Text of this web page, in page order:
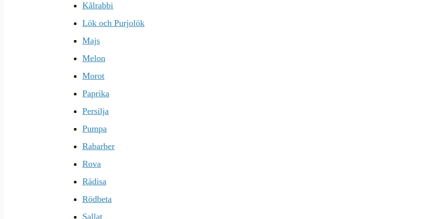
Kålrabbi
Lök och Purjolök
Majs
Melon
Morot
Paprika
Persilja
Pumpa
Rabarber
Rova
Rädisa
Rödbeta
Sallat